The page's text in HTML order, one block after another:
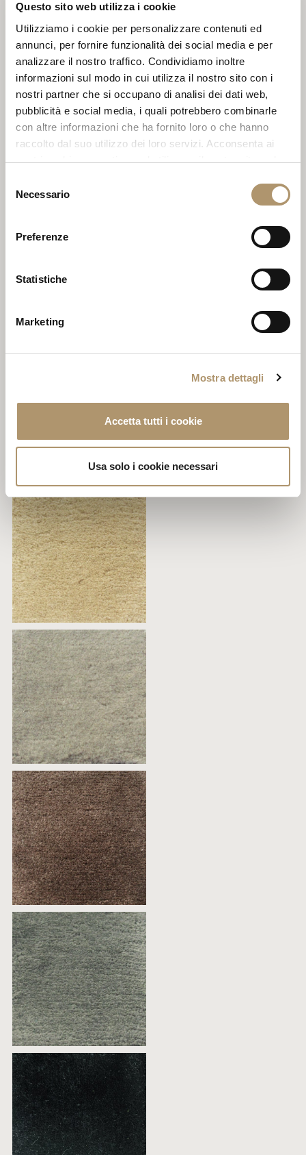
Questo sito web utilizza i cookie
Utilizziamo i cookie per personalizzare contenuti ed
annunci, per fornire funzionalità dei social media e per
analizzare il nostro traffico. Condividiamo inoltre
informazioni sul modo in cui utilizza il nostro sito con i
nostri partner che si occupano di analisi dei dati web,
pubblicità e social media, i quali potrebbero combinarle
con altre informazioni che ha fornito loro o che hanno
raccolto dal suo utilizzo dei loro servizi. Acconsenta ai
nostri cookie se continua ad utilizzare il nostro sito web.
delNecessario
Preferenze
Statistiche
Marketing
Mostra dettagli
Accetta tutti i cookie
Usa solo i cookie necessari